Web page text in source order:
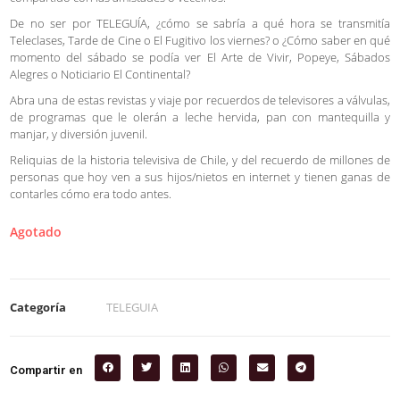
De no ser por TELEGUÍA, ¿cómo se sabría a qué hora se transmitía
Teleclases, Tarde de Cine o El Fugitivo los viernes? o ¿Cómo saber en qué
momento del sábado se podía ver El Arte de Vivir, Popeye, Sábados
Alegres o Noticiario El Continental?
Abra una de estas revistas y viaje por recuerdos de televisores a válvulas,
de programas que le olerán a leche hervida, pan con mantequilla y
manjar, y diversión juvenil.
Reliquias de la historia televisiva de Chile, y del recuerdo de millones de
personas que hoy ven a sus hijos/nietos en internet y tienen ganas de
contarles cómo era todo antes.
Agotado
Categoría TELEGUIA
Compartir en